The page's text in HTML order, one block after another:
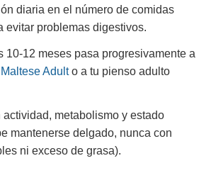
diaria en el número de comidas
evitar problemas digestivos.
10-12 meses pasa progresivamente a
Adulto a tu pienso adulto
metabolismo y estado
mantenerse delgado, nunca con
ni exceso de grasa).